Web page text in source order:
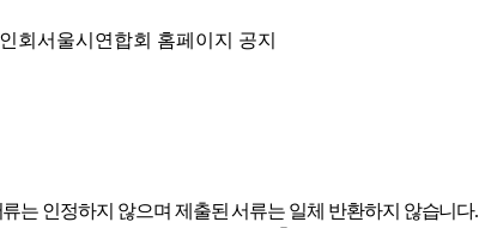
회서울시연합회 홈페이지 공지
는 인정하지 않으며 제출된 서류는 일체 반환하지 않습니다.